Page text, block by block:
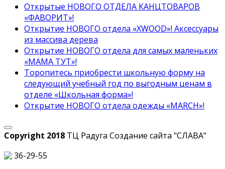
Открытые НОВОГО ОТДЕЛА КАНЦТОВАРОВ
«ФАВОРИТ»!
Открытие НОВОГО отдела «XWOOD»! Аксессуары
из массива дерева
Открытие НОВОГО отдела для самых маленьких
«МАМА ТУТ»!
Торопитесь приобрести школьную форму на
следующий учебный год по выгодным ценам в
отделе «Школьная форма»!
Открытие НОВОГО отдела одежды «MARCH»!
Copyright 2018 ТЦ Радуга Создание сайта "СЛАВА"
36-29-55